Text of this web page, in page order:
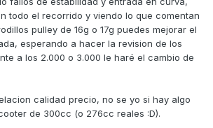
todo el recorrido y viendo lo que comentan
pulley de 16g o 17g puedes mejorar el
esperando a hacer la revision de los
a los 2.000 o 3.000 le haré el cambio de
calidad precio, no se yo si hay algo
de 300cc (o 276cc reales :D).